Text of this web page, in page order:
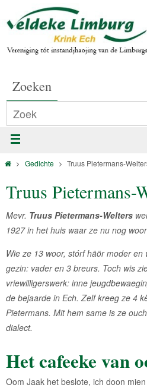
Zoeken
Gedichte Truus Pietermans-
Truus Pietermans-
Mevr. Truus Pietermans-Welters
1927 in het huis waar ze nu nog
Wie ze 13 woor, stórf häör moder en
gezin: vader en 3 breurs. Toch wis
vriewilligerswerk: inne
de bejaarde in Ech. Zelf kreeg ze 4
Pietermans. Mit hem same is ze
dialect.
Het cafeeke van
Oom Jaak het beslote, ich doon